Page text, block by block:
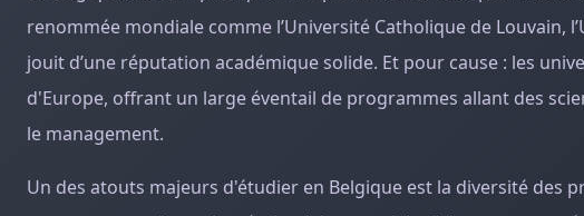
renommée mondiale comme l’Université Catholique de Louvain,
jouit d’une réputation académique solide. Et pour cause : les
d'Europe, offrant un large éventail de programmes allant des
le management.
Un des atouts majeurs d'étudier en Belgique est la diversité des